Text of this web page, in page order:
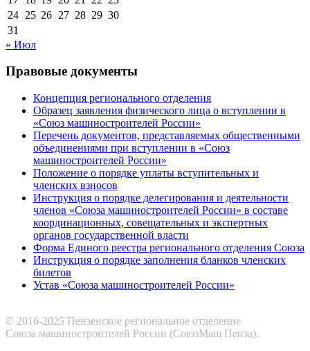
24 25 26 27 28 29 30
31
« Июл
Правовые документы
Концепция регионального отделения
Образец заявления физического лица о вступлении в
«Союз машиностроителей России»
Перечень документов, представляемых общественными
объединениями при вступлении в «Союз
машиностроителей России»
Положение о порядке уплаты вступительных и
членских взносов
Инструкция о порядке делегирования и деятельности
членов «Союза машиностроителей России» в составе
координационных, совещательных и экспертных
органов государственной власти
Форма Единого реестра регионального отделения Союза
Инструкция о порядке заполнения бланков членских
билетов
Устав «Союза машиностроителей России»
© 2016-2025 Пензенское региональное отделение
Cоюза машиностроителей России (СоюзМаш Пенза).